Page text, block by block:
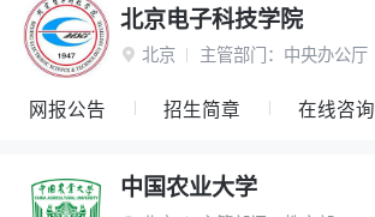
北京电子科技学院
 北京 主管部门： 中央办公厅
网报公告 招生简章 在线咨询
中国农业大学